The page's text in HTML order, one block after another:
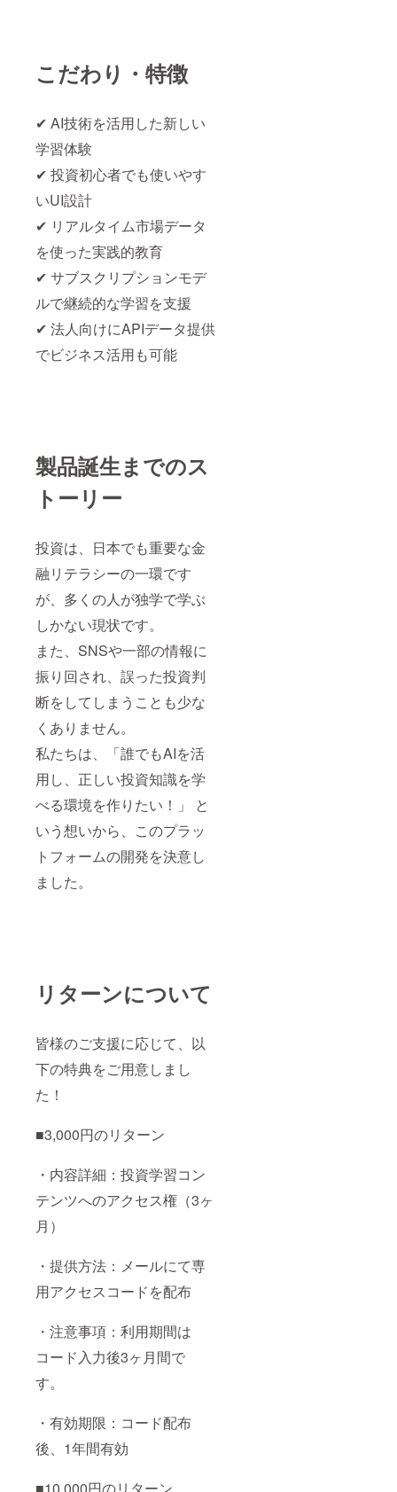
こだわり・特徴
✔ AI技術を活用した新しい
学習体験
✔ 投資初心者でも使いやす
いUI設計
✔ リアルタイム市場データ
を使った実践的教育
✔ サブスクリプションモデ
ルで継続的な学習を支援
✔ 法人向けにAPIデータ提供
でビジネス活用も可能
製品誕生までのス
トーリー
投資は、日本でも重要な金
融リテラシーの一環です
が、多くの人が独学で学ぶ
しかない現状です。
また、SNSや一部の情報に
振り回され、誤った投資判
断をしてしまうことも少な
くありません。
私たちは、「誰でもAIを活
用し、正しい投資知識を学
べる環境を作りたい！」 と
いう想いから、このプラッ
トフォームの開発を決意し
ました。
リターンについて
皆様のご支援に応じて、以
下の特典をご用意しまし
た！
■3,000円のリターン
・内容詳細：投資学習コン
テンツへのアクセス権（3ヶ
月）
・提供方法：メールにて専
用アクセスコードを配布
・注意事項：利用期間は
コード入力後3ヶ月間で
す。
・有効期限：コード配布
後、1年間有効